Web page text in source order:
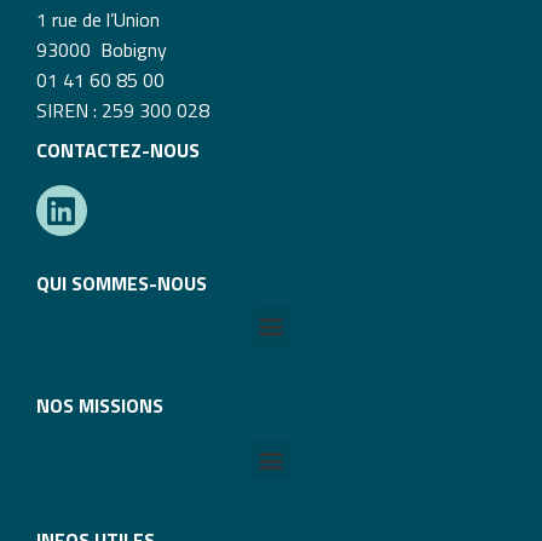
1 rue de l’Union
93000 Bobigny
01 41 60 85 00
SIREN : 259 300 028
CONTACTEZ-NOUS
QUI SOMMES-NOUS
NOS MISSIONS